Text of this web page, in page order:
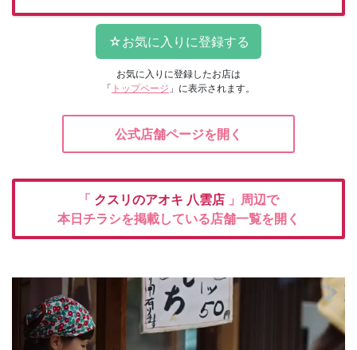
お気に入りに登録したお店は
「 トップページ 」に表示されます。
公式店舗ページを開く
「 クスリのアオキ 八雲店 」周辺で
本日チラシを掲載している店舗一覧を開く